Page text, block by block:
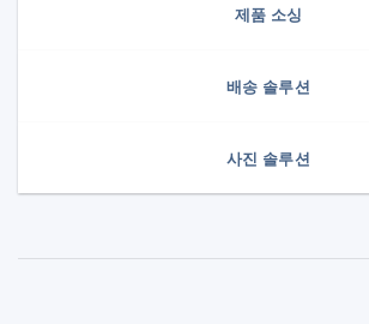
제품 소싱
배송 솔루션
사진 솔루션